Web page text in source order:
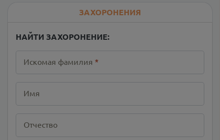
ЗАХОРОНЕНИЯ
НАЙТИ ЗАХОРОНЕНИЕ:
Искомая фамилия *
Имя
Отчество